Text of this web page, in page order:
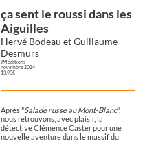
ça sent le roussi dans les
Aiguilles
Hervé Bodeau et Guillaume
Desmurs
JM éditions
novembre 2024
13,90€
Après "Salade russe au Mont-Blanc",
nous retrouvons, avec plaisir, la
détective Clémence Caster pour une
nouvelle aventure dans le massif du